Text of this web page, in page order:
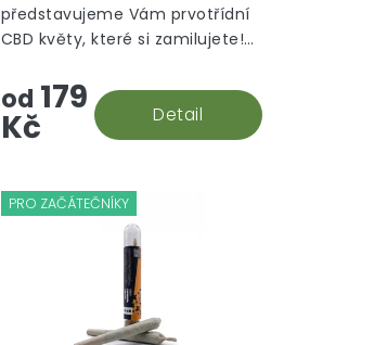
od 179
Kč Detail
představujeme Vám prvotřídní
CBD květy, které si zamilujete!
je směsí sladkosti borůvek a
citrusů s nádechem...
PRO ZAČÁTEČNÍKY